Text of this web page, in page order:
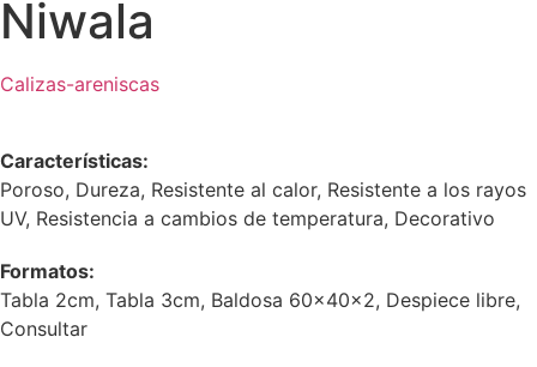
Niwala
Calizas-areniscas
Características:
Poroso, Dureza, Resistente al calor, Resistente a los rayos
UV, Resistencia a cambios de temperatura, Decorativo
Formatos:
Tabla 2cm, Tabla 3cm, Baldosa 60x40x2, Despiece libre,
Consultar